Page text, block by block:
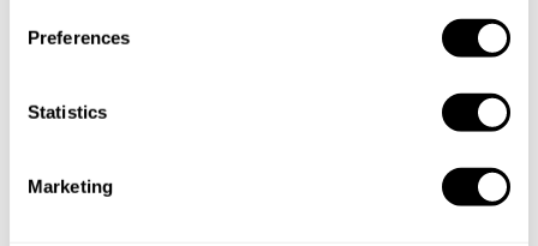
Preferences
Statistics
Marketing